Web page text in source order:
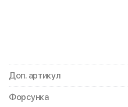
Доп. артикул
Форсунка